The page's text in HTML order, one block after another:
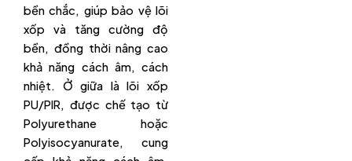
bền chắc, giúp bảo vệ lõi
xốp và tăng cường độ
bền, đồng thời nâng cao
khả năng cách âm, cách
nhiệt. Ở giữa là lõi xốp
PU/PIR, được chế tạo từ
Polyurethane hoặc
Polyisocyanurate, cung